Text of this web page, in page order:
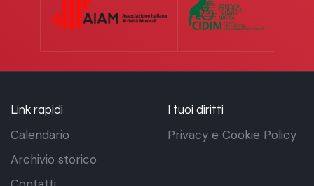
Link rapidi
Calendario
Archivio storico
I tuoi diritti
Privacy e Cookie Policy